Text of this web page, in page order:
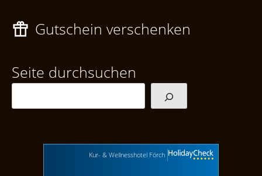
Gutschein verschenken
Seite durchsuchen
Kur- & Wellnesshotel Förch